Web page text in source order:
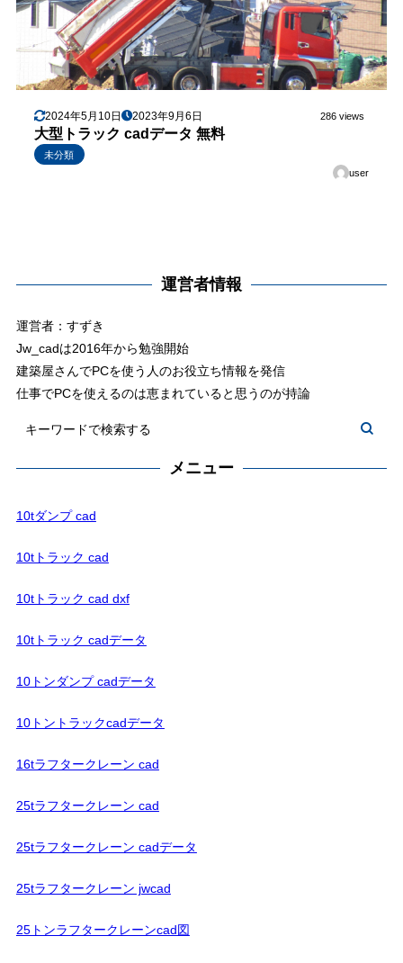
2024年5月10日 2023年9月6日 286 views
大型トラック cadデータ 無料
未分類
user
運営者情報
運営者：すずき
Jw_cadは2016年から勉強開始
建築屋さんでPCを使う人のお役立ち情報を発信
仕事でPCを使えるのは恵まれていると思うのが持論
メニュー
10tダンプ cad
10tトラック cad
10tトラック cad dxf
10tトラック cadデータ
10トンダンプ cadデータ
10トントラックcadデータ
16tラフタークレーン cad
25tラフタークレーン cad
25tラフタークレーン cadデータ
25tラフタークレーン jwcad
25トンラフタークレーンcad図